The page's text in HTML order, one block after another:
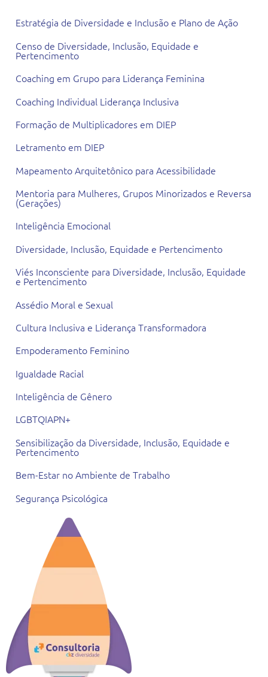
Estratégia de Diversidade e Inclusão e Plano de Ação
Censo de Diversidade, Inclusão, Equidade e
Pertencimento
Coaching em Grupo para Liderança Feminina
Coaching Individual Liderança Inclusiva
Formação de Multiplicadores em DIEP
Letramento em DIEP
Mapeamento Arquitetônico para Acessibilidade
Mentoria para Mulheres, Grupos Minorizados e Reversa
(Gerações)
Inteligência Emocional
Diversidade, Inclusão, Equidade e Pertencimento
Viés Inconsciente para Diversidade, Inclusão, Equidade
e Pertencimento
Assédio Moral e Sexual
Cultura Inclusiva e Liderança Transformadora
Empoderamento Feminino
Igualdade Racial
Inteligência de Gênero
LGBTQIAPN+
Sensibilização da Diversidade, Inclusão, Equidade e
Pertencimento
Bem-Estar no Ambiente de Trabalho
Segurança Psicológica